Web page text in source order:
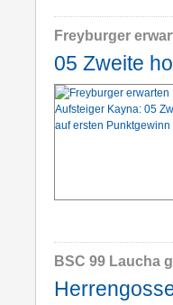
Freyburger
05 Zweite
BSC 99 Laucha